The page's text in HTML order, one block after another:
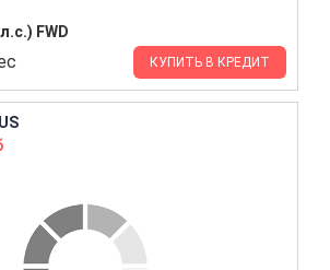
FWD
КУПИТЬ В КРЕДИТ